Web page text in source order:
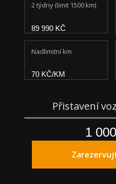
70 KČ/KM
1
Přistavení
Nadlimitní km
89 990 KČ
2 týdny (limit 1500 km)